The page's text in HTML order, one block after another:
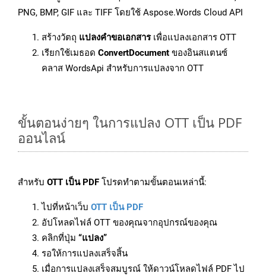
PNG, BMP, GIF และ TIFF โดยใช้ Aspose.Words Cloud API
สร้างวัตถุ แปลงคำขอเอกสารเพื่อแปลงเอกสาร OTT
เรียกใช้เมธอด ConvertDocument ของอินสแตนซ์
คลาส WordsApi สำหรับการแปลงจาก OTT
ขั้นตอนง่ายๆ ในการแปลง OTT เป็น PDF
ออนไลน์
สำหรับ OTT เป็น PDF โปรดทำตามขั้นตอนเหล่านี้:
ไปที่หน้าเว็บ OTT เป็น PDF
อัปโหลดไฟล์ OTT ของคุณจากอุปกรณ์ของคุณ
คลิกที่ปุ่ม “แปลง”
รอให้การแปลงเสร็จสิ้น
เมื่อการแปลงเสร็จสมบูรณ์ ให้ดาวน์โหลดไฟล์ PDF ไป